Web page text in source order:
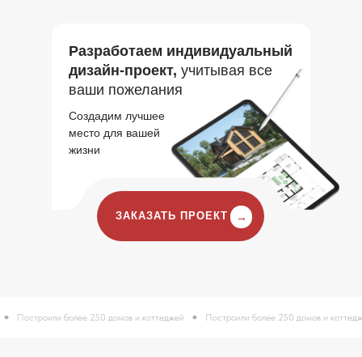
Разработаем индивидуальный
дизайн-проект, учитывая все
ваши пожелания
Создадим лучшее
место для вашей
жизни
ЗАКАЗАТЬ ПРОЕКТ →
250 домов и коттеджей Построили более 250 домов и коттеджей